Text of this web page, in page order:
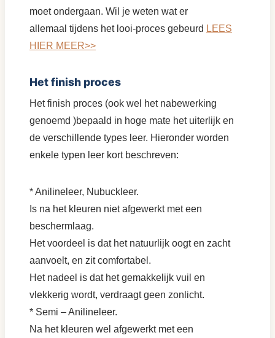
moet ondergaan. Wil je weten wat er
allemaal tijdens het looi-proces gebeurd LEES
HIER MEER>>
Het finish proces
Het finish proces (ook wel het nabewerking
genoemd )bepaald in hoge mate het uiterlijk en
de verschillende types leer. Hieronder worden
enkele typen leer kort beschreven:
* Anilineleer, Nubuckleer.
Is na het kleuren niet afgewerkt met een
beschermlaag.
Het voordeel is dat het natuurlijk oogt en zacht
aanvoelt, en zit comfortabel.
Het nadeel is dat het gemakkelijk vuil en
vlekkerig wordt, verdraagt geen zonlicht.
* Semi – Anilineleer.
Na het kleuren wel afgewerkt met een